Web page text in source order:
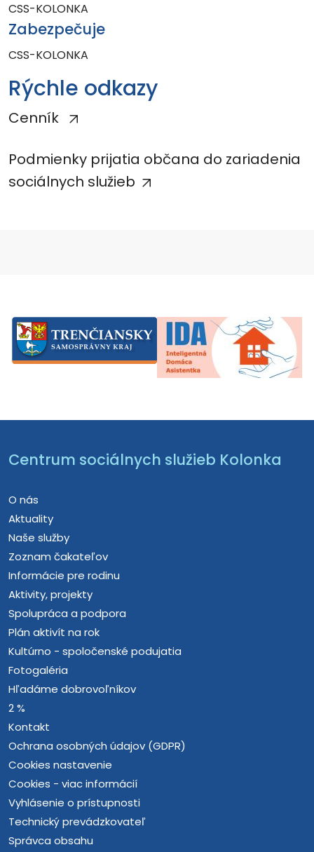
CSS-KOLONKA
Zabezpečuje
CSS-KOLONKA
Rýchle odkazy
Cenník
Podmienky prijatia občana do zariadenia
sociálnych služieb
Centrum sociálnych služieb Kolonka
O nás
Aktuality
Naše služby
Zoznam čakateľov
Informácie pre rodinu
Aktivity, projekty
Spolupráca a podpora
Plán aktivít na rok
Kultúrno - spoločenské podujatia
Fotogaléria
Hľadáme dobrovoľníkov
2 %
Kontakt
Ochrana osobných údajov (GDPR)
Cookies nastavenie
Cookies - viac informácií
Vyhlásenie o prístupnosti
Technický prevádzkovateľ
Správca obsahu